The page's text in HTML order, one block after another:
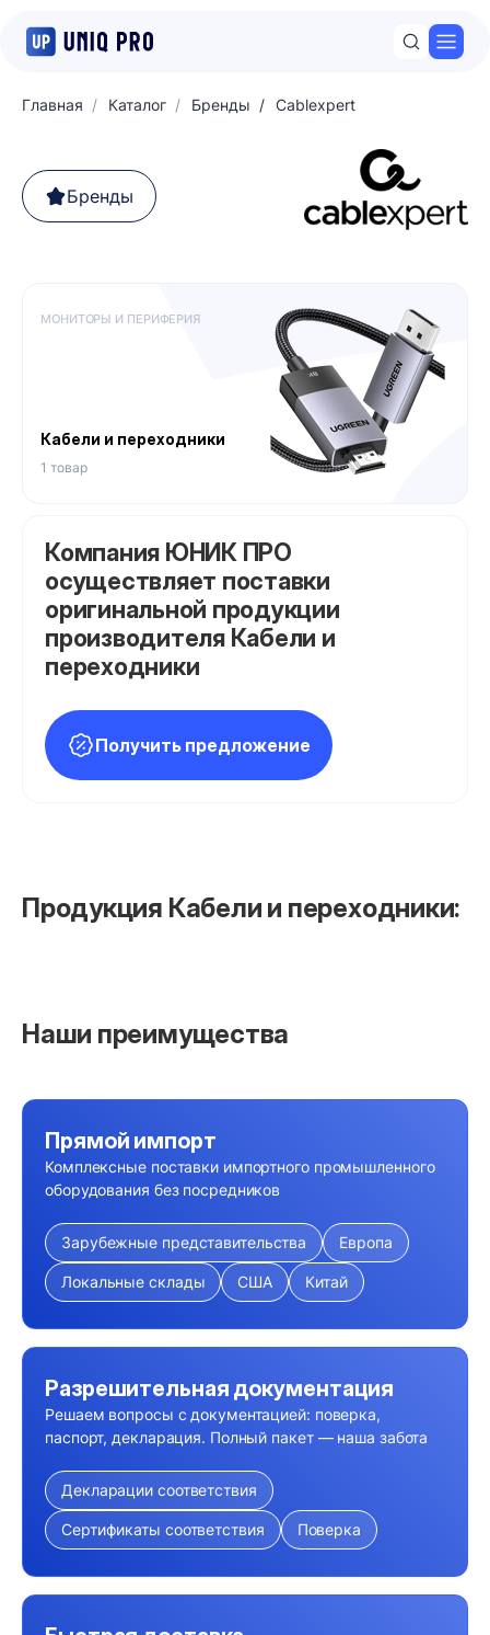
Главная Каталог Бренды Cablexpert
Бренды
МОНИТОРЫ И ПЕРИФЕРИЯ
Кабели и переходники
1 товар
Компания ЮНИК ПРО
осуществляет поставки
оригинальной продукции
производителя Кабели и
переходники
Получить предложение
Продукция Кабели и переходники:
Наши преимущества
Прямой импорт
Комплексные поставки импортного промышленного
оборудования без посредников
Зарубежные представительства Европа
Локальные склады США Китай
Разрешительная документация
Решаем вопросы с документацией: поверка,
паспорт, декларация. Полный пакет — наша забота
Декларации соответствия
Сертификаты соответствия Поверка